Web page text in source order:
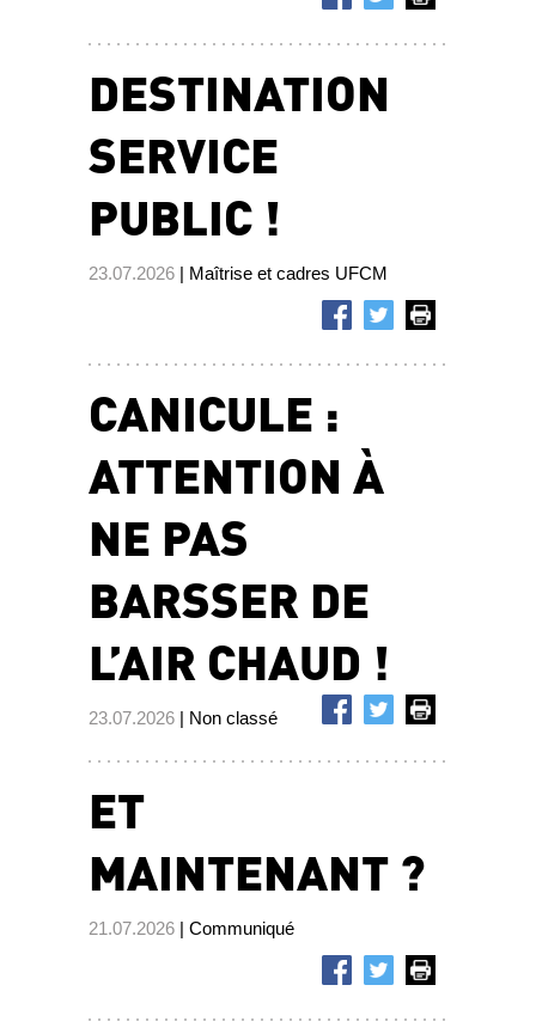
DESTINATION
SERVICE
PUBLIC !
23.07.2026 | Maîtrise et cadres UFCM
CANICULE :
ATTENTION À
NE PAS
BARSSER DE
L’AIR CHAUD !
23.07.2026 | Non classé
ET
MAINTENANT ?
21.07.2026 | Communiqué